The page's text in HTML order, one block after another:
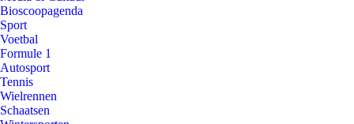
Bioscoopagenda
Sport
Voetbal
Formule 1
Autosport
Tennis
Wielrennen
Schaatsen